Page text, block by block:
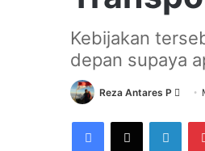
Kebijakan
depan supaya
Reza Antares P
Send
email
Facebook
X